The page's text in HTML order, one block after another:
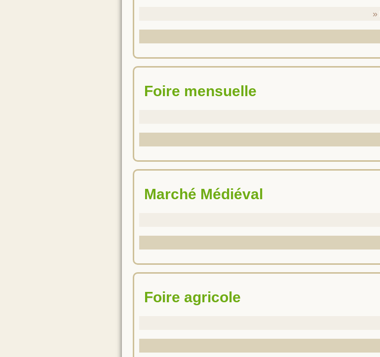
Foire mensuelle
Marché Médiéval
Foire agricole